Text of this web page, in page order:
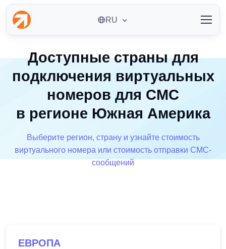
RU
Доступные страны для
подключения виртуальных
номеров для СМС
в регионе Южная Америка
Выберите регион, страну и узнайте стоимость
виртуального номера или стоимость отправки СМС-
сообщений
ЕВРОПА